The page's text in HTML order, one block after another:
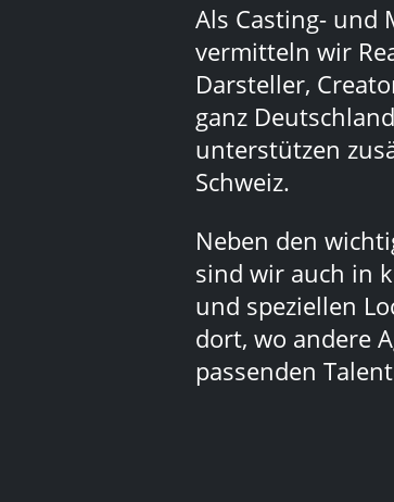
Als Casting- und
vermitteln wir
Darsteller,
ganz
unterstützen
Schweiz.
Neben den
sind wir auch in
und speziellen
dort, wo andere
passenden